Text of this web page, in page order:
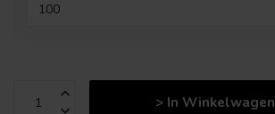
> In Winkelwagen